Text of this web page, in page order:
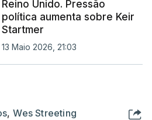
Reino Unido. Pressão
política aumenta sobre Keir
Startmer
13 Maio 2026, 21:03
,Wes Streeting